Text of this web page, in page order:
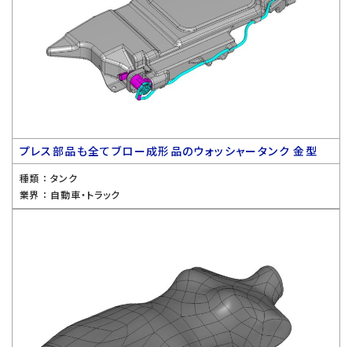
プレス部品も全てブロー成形品のウォッシャータンク 金型
種類 ： タンク
業界 ： 自動車・トラック